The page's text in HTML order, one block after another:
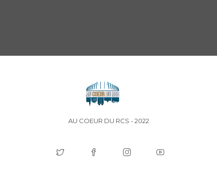
AU COEUR DU RCS - 2022